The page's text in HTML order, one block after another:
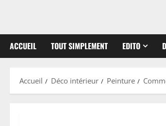
ACCUEIL TOUT SIMPLEMENT EDITO
Accueil Déco intérieur Peinture